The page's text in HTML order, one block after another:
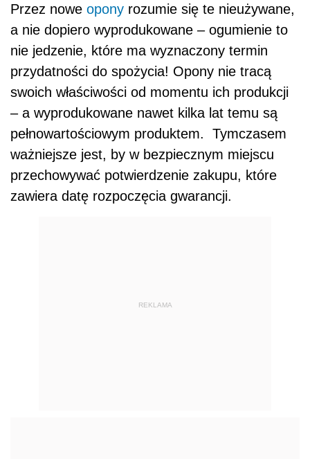
Przez nowe opony rozumie się te nieużywane,
a nie dopiero wyprodukowane – ogumienie to
nie jedzenie, które ma wyznaczony termin
przydatności do spożycia! Opony nie tracą
swoich właściwości od momentu ich produkcji
– a wyprodukowane nawet kilka lat temu są
pełnowartościowym produktem. Tymczasem
ważniejsze jest, by w bezpiecznym miejscu
przechowywać potwierdzenie zakupu, które
zawiera datę rozpoczęcia gwarancji.
REKLAMA